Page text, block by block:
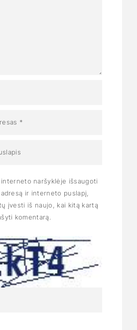
naršyklėje išsaugoti
ir interneto puslapį,
įvesti iš naujo, kai kitą kartą
komentarą.